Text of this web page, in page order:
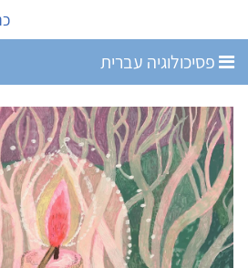
פסיכולוגיה עברית